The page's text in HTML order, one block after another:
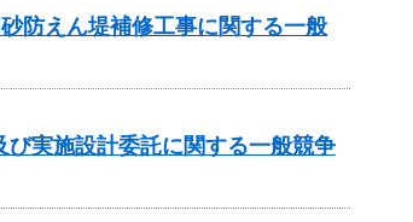
防えん堤補修工事に関する一般
び実施設計委託に関する一般競争